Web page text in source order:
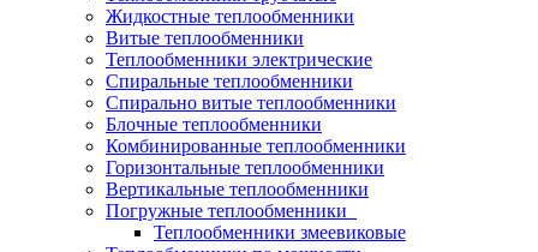
Жидкостные теплообменники
Витые теплообменники
Теплообменники электрические
Спиральные теплообменники
Спирально витые теплообменники
Блочные теплообменники
Комбинированные теплообменники
Горизонтальные теплообменники
Вертикальные теплообменники
Погружные теплообменники
Теплообменники змеевиковые